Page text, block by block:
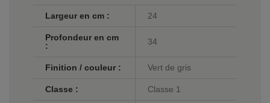
Largeur en cm : 24
Profondeur en cm
:
34
Finition / couleur : Vert de gris
Classe : Classe 1